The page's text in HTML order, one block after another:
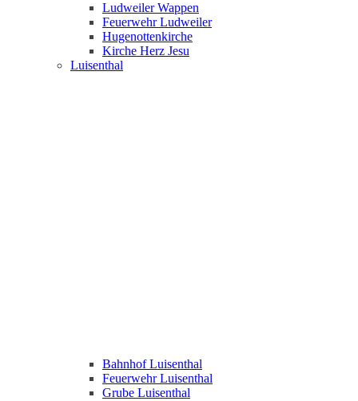
Ludweiler Wappen
Feuerwehr Ludweiler
Hugenottenkirche
Kirche Herz Jesu
Luisenthal
Bahnhof Luisenthal
Feuerwehr Luisenthal
Grube Luisenthal